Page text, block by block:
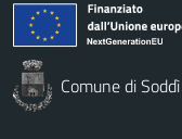
Comune di Soddì